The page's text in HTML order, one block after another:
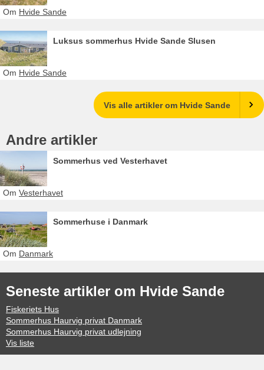
Om Hvide Sande
Luksus sommerhus Hvide Sande Slusen
Om Hvide Sande
Vis alle artikler om Hvide Sande
Andre artikler
Sommerhus ved Vesterhavet
Om Vesterhavet
Sommerhuse i Danmark
Om Danmark
Seneste artikler om Hvide Sande
Fiskeriets Hus
Sommerhus Haurvig privat Danmark
Sommerhus Haurvig privat udlejning
Vis liste